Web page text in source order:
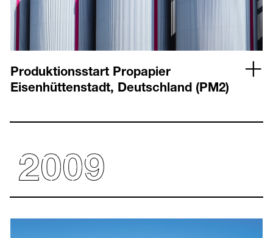
Produktionsstart Propapier
Eisenhüttenstadt, Deutschland (PM2)